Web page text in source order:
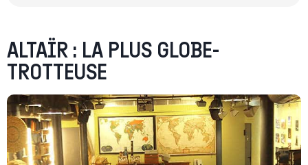
ALTAÏR : LA PLUS GLOBE-
TROTTEUSE